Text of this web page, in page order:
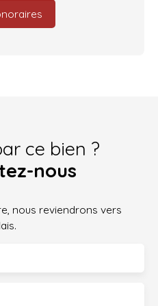
ce bien ?
nous
nous reviendrons vers